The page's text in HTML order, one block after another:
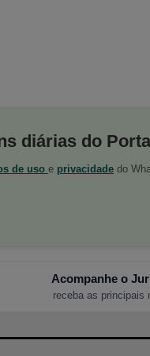
diárias do
de uso e privacidade do
Acompanhe o
receba as principais